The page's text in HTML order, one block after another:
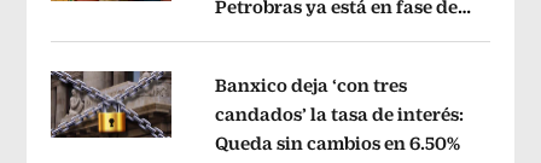
Opens in new windowPetrobras ya está en fase de
Opens in new window
Banxico deja ‘con tres
candados’ la tasa de interés:
Queda sin cambios en 6.50%Opens